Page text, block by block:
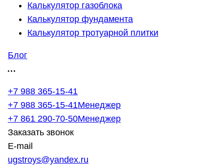
Калькулятор газоблока
Калькулятор фундамента
Калькулятор тротуарной плитки
Блог
+7 988 365-15-41
+7 988 365-15-41Менеджер
+7 861 290-70-50Менеджер
Заказать звонок
E-mail
ugstroys@yandex.ru